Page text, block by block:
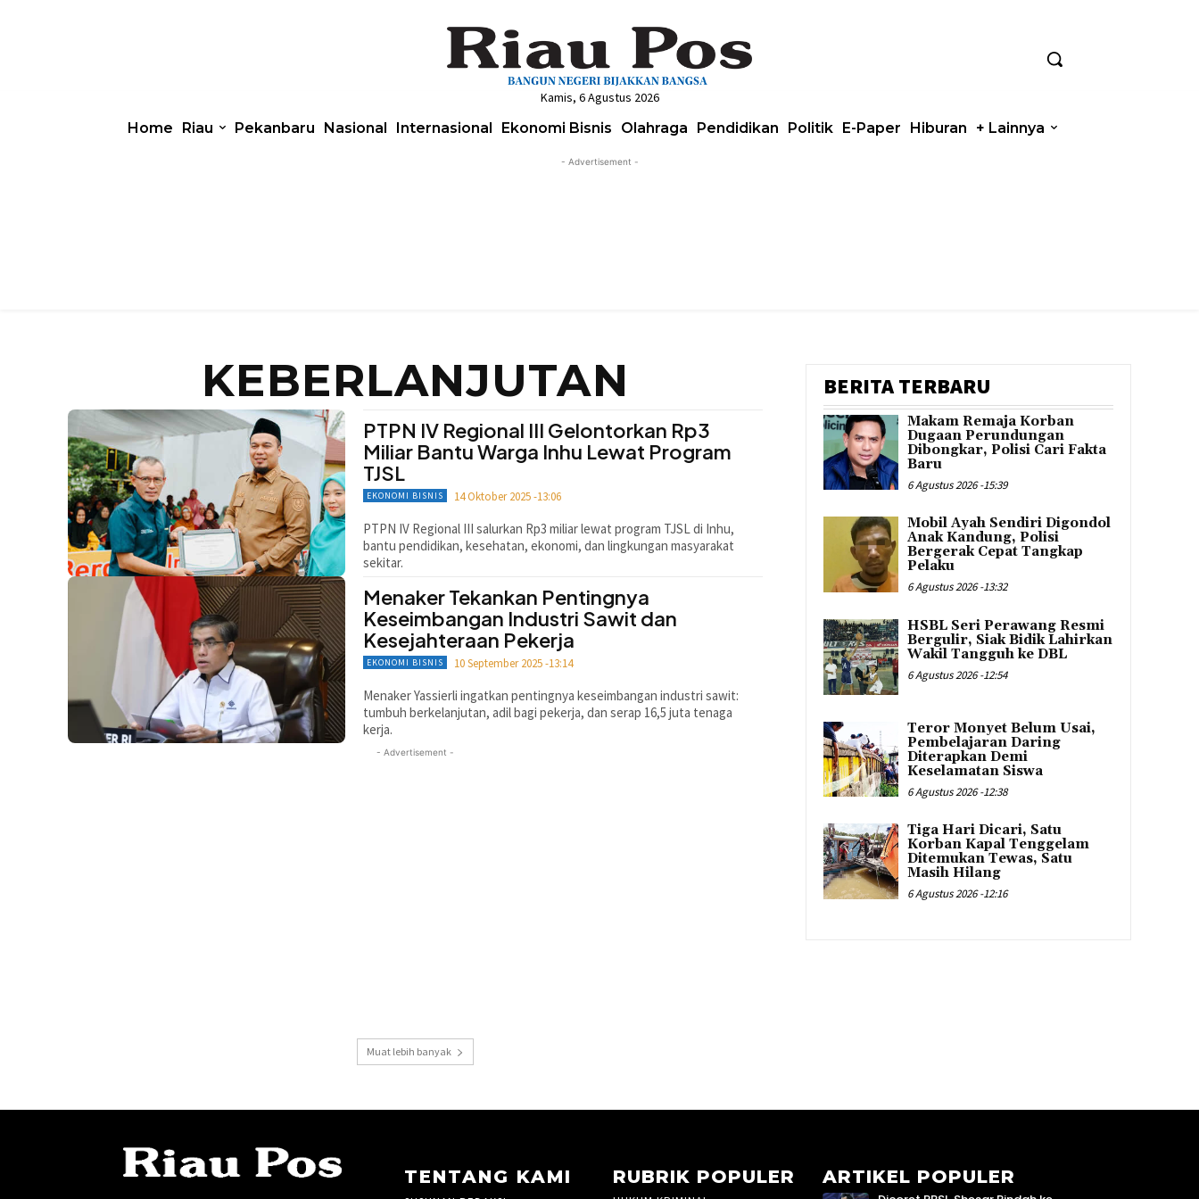
Kamis, 6 Agustus 2026
Home Riau Pekanbaru Nasional Internasional Ekonomi Bisnis Olahraga Pendidikan Politik E-Paper Hiburan + Lainnya
- Advertisement -
KEBERLANJUTAN
PTPN IV Regional III Gelontorkan Rp3
Miliar Bantu Warga Inhu Lewat Program
TJSL
EKONOMI BISNIS 14 Oktober 2025 -13:06
PTPN IV Regional III salurkan Rp3 miliar lewat program TJSL di Inhu,
bantu pendidikan, kesehatan, ekonomi, dan lingkungan masyarakat
sekitar.
Menaker Tekankan Pentingnya
Keseimbangan Industri Sawit dan
Kesejahteraan Pekerja
EKONOMI BISNIS 10 September 2025 -13:14
Menaker Yassierli ingatkan pentingnya keseimbangan industri sawit:
tumbuh berkelanjutan, adil bagi pekerja, dan serap 16,5 juta tenaga
kerja.
- Advertisement -
Muat lebih banyak
BERITA TERBARU
Makam Remaja Korban
Dugaan Perundungan
Dibongkar, Polisi Cari Fakta
Baru
6 Agustus 2026 -15:39
Mobil Ayah Sendiri Digondol
Anak Kandung, Polisi
Bergerak Cepat Tangkap
Pelaku
6 Agustus 2026 -13:32
HSBL Seri Perawang Resmi
Bergulir, Siak Bidik Lahirkan
Wakil Tangguh ke DBL
6 Agustus 2026 -12:54
Teror Monyet Belum Usai,
Pembelajaran Daring
Diterapkan Demi
Keselamatan Siswa
6 Agustus 2026 -12:38
Tiga Hari Dicari, Satu
Korban Kapal Tenggelam
Ditemukan Tewas, Satu
Masih Hilang
6 Agustus 2026 -12:16
TENTANG KAMI RUBRIK POPULER ARTIKEL POPULER